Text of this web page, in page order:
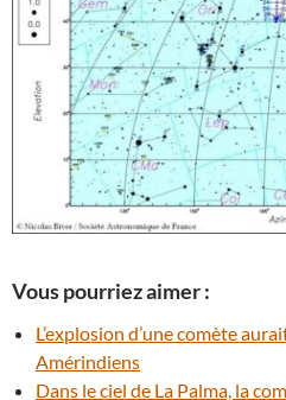
Vous pourriez aimer :
L’explosion d’une comète
Amérindiens
Dans le ciel de La Palma, la